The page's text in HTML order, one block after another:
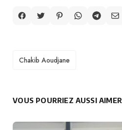
TAGS
Chakib Aoudjane
VOUS POURRIEZ AUSSI AIMER